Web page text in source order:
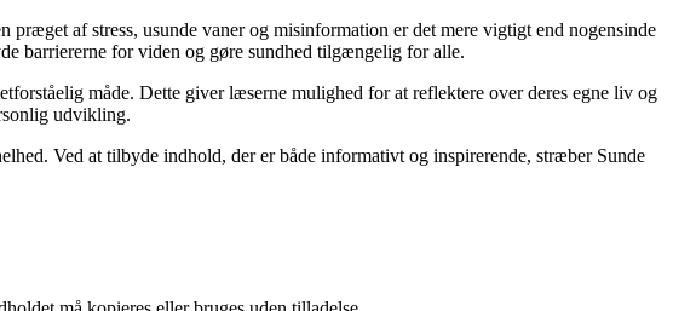
af stress, usunde vaner og misinformation er det mere vigtigt end nogensinde
barriererne for viden og gøre sundhed tilgængelig for alle.
måde. Dette giver læserne mulighed for at reflektere over deres egne liv og
udvikling.
Ved at tilbyde indhold, der er både informativt og inspirerende, stræber Sunde